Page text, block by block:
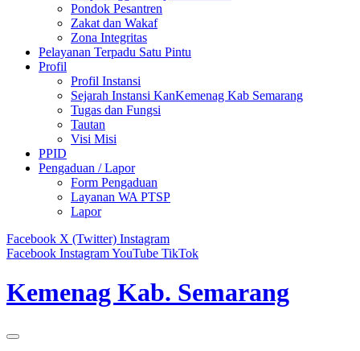
Pondok Pesantren
Zakat dan Wakaf
Zona Integritas
Pelayanan Terpadu Satu Pintu
Profil
Profil Instansi
Sejarah Instansi KanKemenag Kab Semarang
Tugas dan Fungsi
Tautan
Visi Misi
PPID
Pengaduan / Lapor
Form Pengaduan
Layanan WA PTSP
Lapor
Facebook X (Twitter) Instagram
Facebook InstagramYouTube TikTok
Kemenag Kab. Semarang